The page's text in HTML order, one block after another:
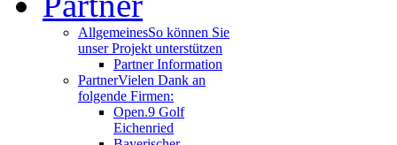
AllgemeinesSo können Sie
unser Projekt unterstützen
Partner Information
PartnerVielen Dank an
folgende Firmen:
Open.9 Golf
Eichenried